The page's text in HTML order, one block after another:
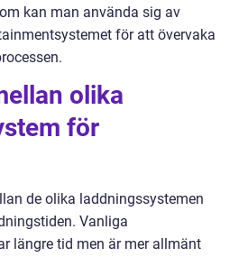
kan man använda sig av
för att övervaka
olika
för
de olika laddningssystemen
Vanliga
längre tid men är mer allmänt